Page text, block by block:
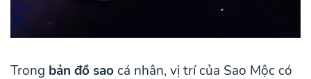
Trong bản đồ sao cá nhân, vị trí của Sao Mộc có